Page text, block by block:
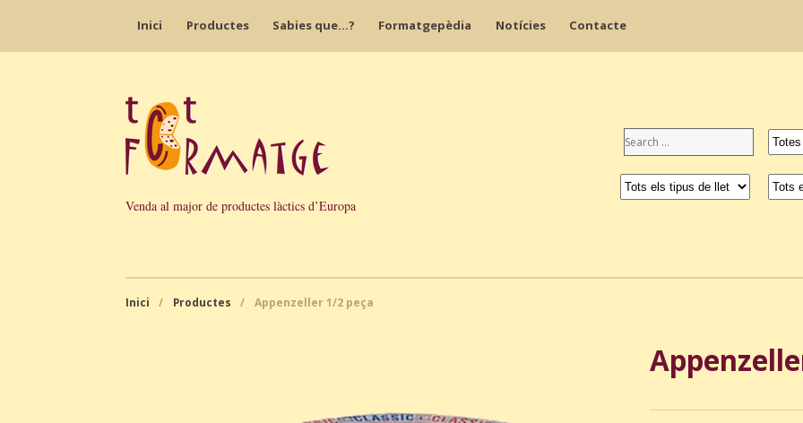
Inici Productes Sabies que…? Formatgepèdia Notícies Contacte
Venda al major de productes làctics d’Europa
Inici / Productes / Appenzeller 1/2 peça